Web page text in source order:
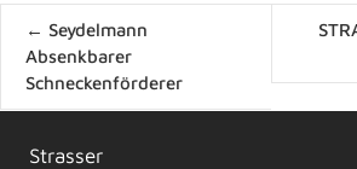
Posts
navigation
← Seydelmann
Absenkbarer
Schneckenförderer
Strasser